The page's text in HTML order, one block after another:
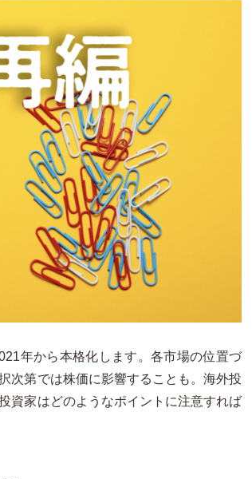
年から本格化します。各市場の位置づ
次第では株価に影響することも。海外投
資家はどのようなポイントに注意すれば